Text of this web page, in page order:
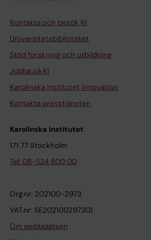
Kontakta och besök KI
Universitetsbiblioteket
Stöd forskning och utbildning
Jobba på KI
Karolinska Institutet Innovation
Kontakta presstjänsten
Karolinska Institutet
171 77 Stockholm
Tel: 08-524 800 00
Org.nr: 202100-2973
VAT.nr: SE202100297301
Om webbplatsen